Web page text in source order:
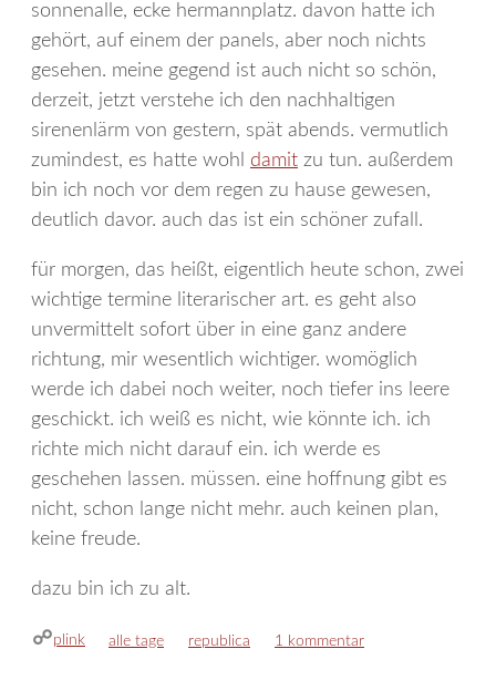
sonnenalle, ecke hermannplatz. davon hatte ich
gehört, auf einem der panels, aber noch nichts
gesehen. meine gegend ist auch nicht so schön,
derzeit, jetzt verstehe ich den nachhaltigen
sirenenlärm von gestern, spät abends. vermutlich
zumindest, es hatte wohl damit zu tun. außerdem
bin ich noch vor dem regen zu hause gewesen,
deutlich davor. auch das ist ein schöner zufall.
für morgen, das heißt, eigentlich heute schon, zwei
wichtige termine literarischer art. es geht also
unvermittelt sofort über in eine ganz andere
richtung, mir wesentlich wichtiger. womöglich
werde ich dabei noch weiter, noch tiefer ins leere
geschickt. ich weiß es nicht, wie könnte ich. ich
richte mich nicht darauf ein. ich werde es
geschehen lassen. müssen. eine hoffnung gibt es
nicht, schon lange nicht mehr. auch keinen plan,
keine freude.
dazu bin ich zu alt.
plink kategorien
alle tage schlagwörter
republica 1 kommentar